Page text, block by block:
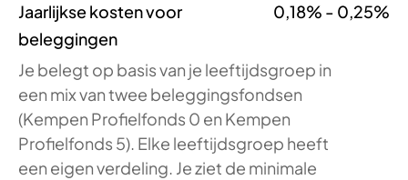
0,18% - 0,25%
Jaarlijkse kosten voor
beleggingen
Je belegt op basis van je leeftijdsgroep in
een mix van twee beleggingsfondsen
(Kempen Profielfonds 0 en Kempen
Profielfonds 5). Elke leeftijdsgroep heeft
een eigen verdeling. Je ziet de minimale